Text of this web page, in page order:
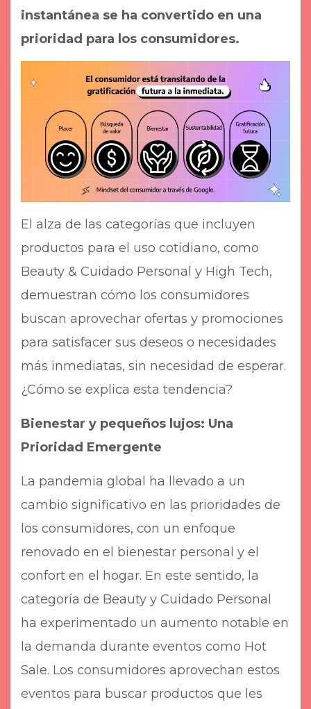
instantánea se ha convertido en una
prioridad para los consumidores.
El alza de las categorías que incluyen
productos para el uso cotidiano, como
Beauty & Cuidado Personal y High Tech,
demuestran cómo los consumidores
buscan aprovechar ofertas y promociones
para satisfacer sus deseos o necesidades
más inmediatas, sin necesidad de esperar.
¿Cómo se explica esta tendencia?
Bienestar y pequeños lujos: Una
Prioridad Emergente
La pandemia global ha llevado a un
cambio significativo en las prioridades de
los consumidores, con un enfoque
renovado en el bienestar personal y el
confort en el hogar. En este sentido, la
categoría de Beauty y Cuidado Personal
ha experimentado un aumento notable en
la demanda durante eventos como Hot
Sale. Los consumidores aprovechan estos
eventos para buscar productos que les